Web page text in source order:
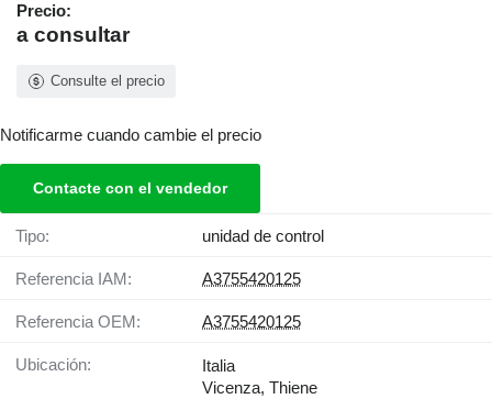
Precio:
a consultar
Consulte el precio
Notificarme cuando cambie el precio
Contacte con el vendedor
Tipo: unidad de control
Referencia IAM: A3755420125
Referencia OEM: A3755420125
Ubicación:
Italia
Vicenza, Thiene